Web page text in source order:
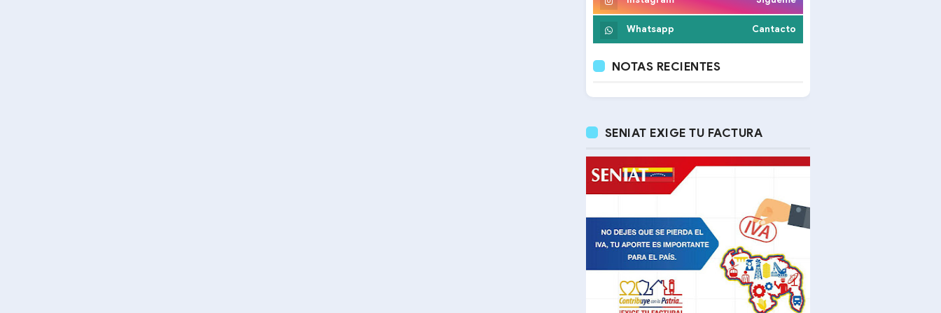
Whatsapp Cantacto
NOTAS RECIENTES
SENIAT EXIGE TU FACTURA